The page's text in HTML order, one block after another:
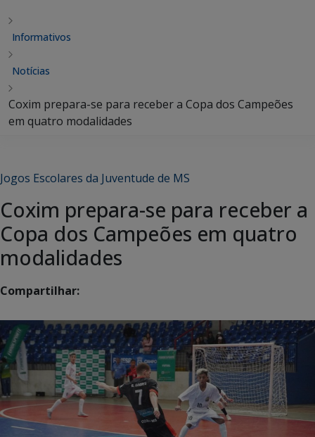
Informativos
Notícias
Coxim prepara-se para receber a Copa dos Campeões
em quatro modalidades
Jogos Escolares da Juventude de MS
Coxim prepara-se para receber a
Copa dos Campeões em quatro
modalidades
Compartilhar: